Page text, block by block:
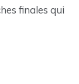
finales qui